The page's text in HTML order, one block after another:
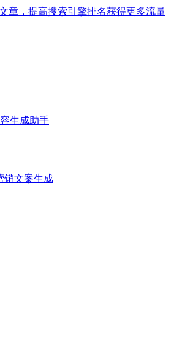
章，提高搜索引擎排名获得更多流量
生成助手
销文案生成